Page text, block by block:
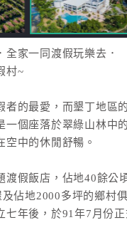
家一同渡假玩樂去．
村~
的最愛，而墾丁地區
個座落於翠綠山林中
中的休閒舒暢。
假飯店，佔地40餘公
佔地2000多坪的鄉村俱
年後，於91年7月份